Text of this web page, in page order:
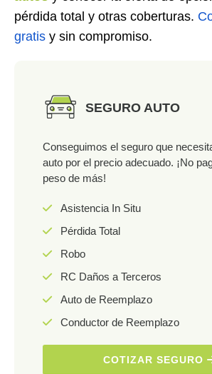
pérdida total y otras coberturas.
gratis y sin compromiso.
SEGURO AUTO
Conseguimos el seguro que
auto por el precio adecuado. ¡No
peso de más!
Asistencia In Situ
Pérdida Total
Robo
RC Daños a Terceros
Auto de Reemplazo
Conductor de Reemplazo
COTIZAR SEGURO